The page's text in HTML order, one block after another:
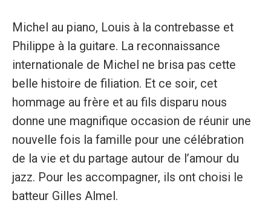
Michel au piano, Louis à la contrebasse et
Philippe à la guitare. La reconnaissance
internationale de Michel ne brisa pas cette
belle histoire de filiation. Et ce soir, cet
hommage au frère et au fils disparu nous
donne une magnifique occasion de réunir une
nouvelle fois la famille pour une célébration
de la vie et du partage autour de l’amour du
jazz. Pour les accompagner, ils ont choisi le
batteur Gilles Almel.